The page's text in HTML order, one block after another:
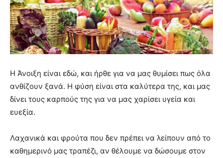
Η Άνοιξη είναι εδώ, και ήρθε για να μας θυμίσει πως όλα
ανθίζουν ξανά. Η φύση είναι στα καλύτερα της, και μας
δίνει τους καρπούς της για να μας χαρίσει υγεία και
ευεξία.
Λαχανικά και φρούτα που δεν πρέπει να λείπουν από το
καθημερινό μας τραπέζι, αν θέλουμε να δώσουμε στον